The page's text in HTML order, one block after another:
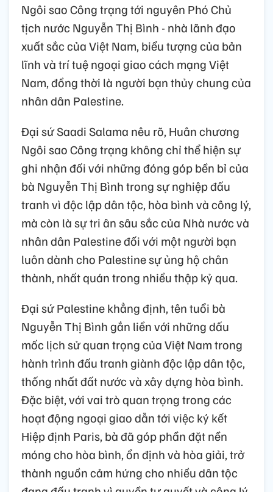
Ngôi sao Công trạng tới nguyên Phó Chủ
tịch nước Nguyễn Thị Bình - nhà lãnh đạo
xuất sắc của Việt Nam, biểu tượng của bản
lĩnh và trí tuệ ngoại giao cách mạng Việt
Nam, đồng thời là người bạn thủy chung của
nhân dân Palestine.
Đại sứ Saadi Salama nêu rõ, Huân chương
Ngôi sao Công trạng không chỉ thể hiện sự
ghi nhận đối với những đóng góp bền bỉ của
bà Nguyễn Thị Bình trong sự nghiệp đấu
tranh vì độc lập dân tộc, hòa bình và công lý,
mà còn là sự tri ân sâu sắc của Nhà nước và
nhân dân Palestine đối với một người bạn
luôn dành cho Palestine sự ủng hộ chân
thành, nhất quán trong nhiều thập kỷ qua.
Đại sứ Palestine khẳng định, tên tuổi bà
Nguyễn Thị Bình gắn liền với những dấu
mốc lịch sử quan trọng của Việt Nam trong
hành trình đấu tranh giành độc lập dân tộc,
thống nhất đất nước và xây dựng hòa bình.
Đặc biệt, với vai trò quan trọng trong các
hoạt động ngoại giao dẫn tới việc ký kết
Hiệp định Paris, bà đã góp phần đặt nền
móng cho hòa bình, ổn định và hòa giải, trở
thành nguồn cảm hứng cho nhiều dân tộc